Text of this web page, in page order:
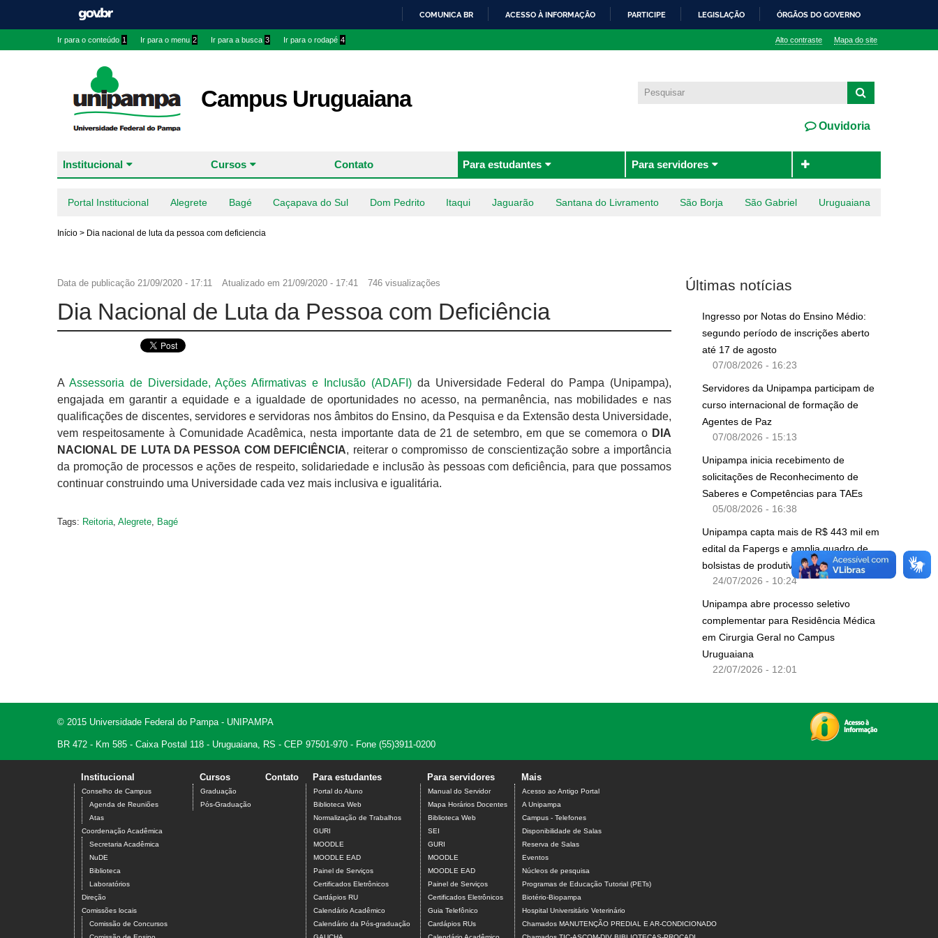
COMUNICA BR ACESSO À INFORMAÇÃO PARTICIPE LEGISLAÇÃO ÓRGÃOS DO GOVERNO
Ir para o conteúdo 1 Ir para o menu 2 Ir para a busca 3 Ir para o rodapé 4 Alto contraste Mapa do site
Campus Uruguaiana
Ouvidoria
Institucional Cursos Contato Para estudantes Para servidores
Portal Institucional Alegrete Bagé Caçapava do Sul Dom Pedrito Itaqui Jaguarão Santana do Livramento São Borja São Gabriel Uruguaiana
Início > Dia nacional de luta da pessoa com deficiencia
Data de publicação 21/09/2020 - 17:11 Atualizado em 21/09/2020 - 17:41 746 visualizações
Dia Nacional de Luta da Pessoa com Deficiência
A Assessoria de Diversidade, Ações Afirmativas e Inclusão (ADAFI)da Universidade Federal do Pampa (Unipampa),
engajada em garantir a equidade e a igualdade de oportunidades no acesso, na permanência, nas mobilidades e nas
qualificações de discentes, servidores e servidoras nos âmbitos do Ensino, da Pesquisa e da Extensão desta Universidade,
vem respeitosamente à Comunidade Acadêmica, nesta importante data de 21 de setembro, em que se comemora o DIA
NACIONAL DE LUTA DA PESSOA COM DEFICIÊNCIA, reiterar o compromisso de conscientização sobre a importância
da promoção de processos e ações de respeito, solidariedade e inclusão às pessoas com deficiência, para que possamos
continuar construindo uma Universidade cada vez mais inclusiva e igualitária.
Tags: Reitoria Alegrete Bagé
Últimas notícias
Ingresso por Notas do Ensino Médio:
segundo período de inscrições aberto
até 17 de agosto
07/08/2026 - 16:23
Servidores da Unipampa participam de
curso internacional de formação de
Agentes de Paz
07/08/2026 - 15:13
Unipampa inicia recebimento de
solicitações de Reconhecimento de
Saberes e Competências para TAEs
05/08/2026 - 16:38
Unipampa capta mais de R$ 443 mil em
edital da Fapergs e amplia quadro de
bolsistas de produtividade do CNPq
24/07/2026 - 10:24
Unipampa abre processo seletivo
complementar para Residência Médica
em Cirurgia Geral no Campus
Uruguaiana
22/07/2026 - 12:01
© 2015 Universidade Federal do Pampa - UNIPAMPA
BR 472 - Km 585 - Caixa Postal 118 - Uruguaiana, RS - CEP 97501-970 - Fone (55)3911-0200
Institucional
Conselho de Campus
Agenda de Reuniões
Atas
Coordenação Acadêmica
Secretaria Acadêmica
NuDE
Biblioteca
Laboratórios
Direção
Comissões locais
Comissão de Concursos
Cursos
Graduação
Pós-Graduação
Contato Para estudantes
Portal do Aluno
Biblioteca Web
Normalização de Trabalhos
GURI
MOODLE
MOODLE EAD
Painel de Serviços
Certificados Eletrônicos
Cardápios RU
Calendário Acadêmico
Calendário da Pós-graduação
Para servidores
Manual do Servidor
Mapa Horários Docentes
Biblioteca Web
SEI
GURI
MOODLE
MOODLE EAD
Painel de Serviços
Certificados Eletrônicos
Guia Telefônico
Cardápios RUs
Mais
Acesso ao Antigo Portal
A Unipampa
Campus - Telefones
Disponibilidade de Salas
Reserva de Salas
Eventos
Núcleos de pesquisa
Programas de Educação Tutorial (PETs)
Biotério-Biopampa
Hospital Universitário Veterinário
Chamados MANUTENÇÃO PREDIAL E AR-CONDICIONADO